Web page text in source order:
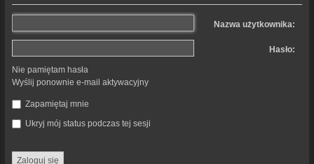
Nazwa użytkownika:
Hasło:
Nie pamiętam hasła
Wyślij ponownie e-mail aktywacyjny
Zapamiętaj mnie
Ukryj mój status podczas tej sesji